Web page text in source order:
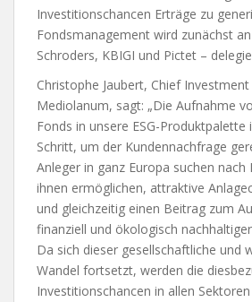
Investitionschancen Erträge zu
Fondsmanagement wird zunächst
Schroders, KBIGI und Pictet –
Christophe Jaubert, Chief
Mediolanum, sagt: „Die Aufnahme
Fonds in unsere ESG-
Schritt, um der Kundennachfrage
Anleger in ganz Europa suchen nach
ihnen ermöglichen, attraktive
und gleichzeitig einen Beitrag zum
finanziell und ökologisch
Da sich dieser gesellschaftliche und
Wandel fortsetzt, werden die
Investitionschancen in allen